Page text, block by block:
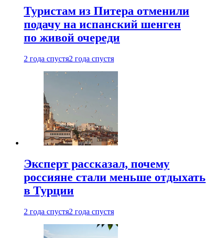
Туристам из Питера отменили
подачу на испанский шенген
по живой очереди
2 года спустя2 года спустя
Эксперт рассказал, почему
россияне стали меньше отдыхать
в Турции
2 года спустя2 года спустя